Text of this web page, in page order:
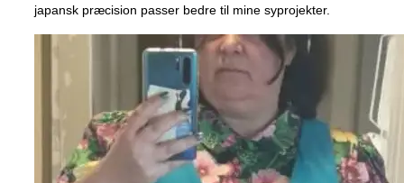
japansk præcision passer bedre til mine syprojekter.